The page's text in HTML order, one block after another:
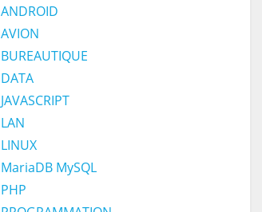
ANDROID
AVION
BUREAUTIQUE
DATA
JAVASCRIPT
LAN
LINUX
MariaDB MySQL
PHP